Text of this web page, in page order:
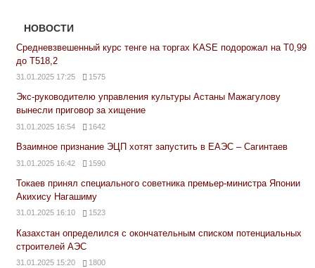
НОВОСТИ
Средневзвешенный курс тенге на торгах KASE подорожал на Т0,99
до Т518,2
31.01.2025 17:25 1575
Экс-руководителю управления культуры Астаны Мажагулову
вынесли приговор за хищение
31.01.2025 16:54 1642
Взаимное признание ЭЦП хотят запустить в ЕАЭС – Сагинтаев
31.01.2025 16:42 1590
Токаев принял специального советника премьер-министра Японии
Акихису Нагашиму
31.01.2025 16:10 1523
Казахстан определился с окончательным списком потенциальных
строителей АЭС
31.01.2025 15:20 1800